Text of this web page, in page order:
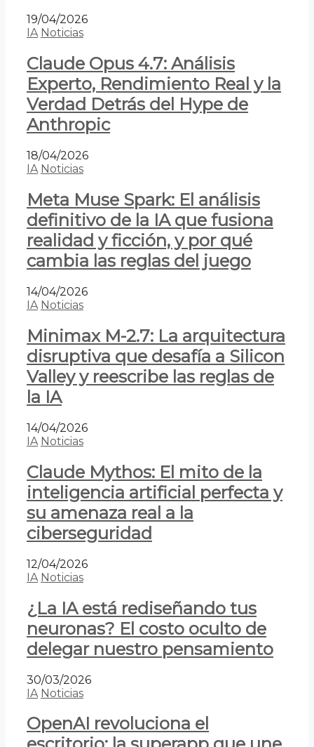
19/04/2026
IA Noticias
Claude Opus 4.7: Análisis
Experto, Rendimiento Real y la
Verdad Detrás del Hype de
Anthropic
18/04/2026
IA Noticias
Meta Muse Spark: El análisis
definitivo de la IA que fusiona
realidad y ficción, y por qué
cambia las reglas del juego
14/04/2026
IA Noticias
Minimax M-2.7: La arquitectura
disruptiva que desafía a Silicon
Valley y reescribe las reglas de
la IA
14/04/2026
IA Noticias
Claude Mythos: El mito de la
inteligencia artificial perfecta y
su amenaza real a la
ciberseguridad
12/04/2026
IA Noticias
¿La IA está rediseñando tus
neuronas? El costo oculto de
delegar nuestro pensamiento
30/03/2026
IA Noticias
OpenAI revoluciona el